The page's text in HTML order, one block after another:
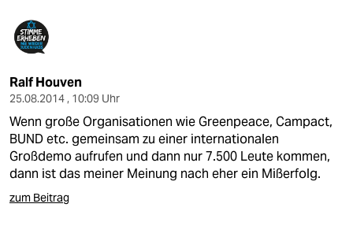
Ralf Houven
25.08.2014 , 10:09 Uhr
Wenn große Organisationen wie Greenpeace, Campact,
BUND etc. gemeinsam zu einer internationalen
Großdemo aufrufen und dann nur 7.500 Leute kommen,
dann ist das meiner Meinung nach eher ein Mißerfolg.
zum Beitrag